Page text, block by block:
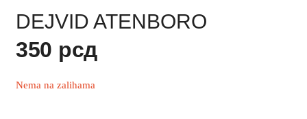
DEJVID ATENBORO
350 рсд
Nema na zalihama